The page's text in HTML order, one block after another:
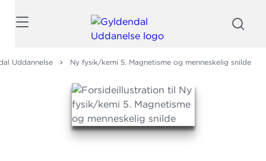
Uddannelse Ny fysik/kemi 5. Magnetisme og menneskelig snilde